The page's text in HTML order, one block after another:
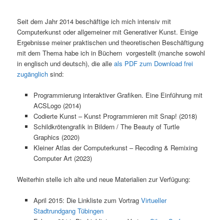
Seit dem Jahr 2014 beschäftige ich mich intensiv mit
Computerkunst oder allgemeiner mit Generativer Kunst. Einige
Ergebnisse meiner praktischen und theoretischen Beschäftigung
mit dem Thema habe ich in Büchern vorgestellt (manche sowohl
in englisch und deutsch), die alleals PDF zum Download frei
zugänglich sind:
Programmierung interaktiver Grafiken. Eine Einführung mit
ACSLogo (2014)
Codierte Kunst – Kunst Programmieren mit Snap! (2018)
Schildkrötengrafik in Bildern / The Beauty of Turtle
Graphics (2020)
Kleiner Atlas der Computerkunst – Recoding & Remixing
Computer Art (2023)
Weiterhin stelle ich alte und neue Materialien zur Verfügung:
April 2015: Die Linkliste zum Vortrag Virtueller
Stadtrundgang Tübingen